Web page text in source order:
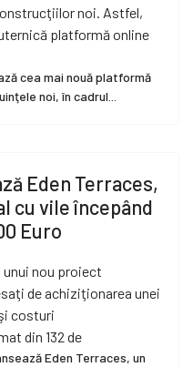
noi. Astfel,
platformă online
cea mai nouă platformă
noi, în cadrul...
Eden Terraces,
cu vile începând
Euro
unui nou proiect
de achiziţionarea unei
costuri
din 132 de
Eden Terraces, un